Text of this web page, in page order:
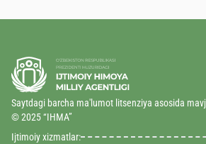
Saytdagi barcha ma'lumot litsenziya asosida
© 2025 “IHMA”
Ijtimoiy xizmatlar: